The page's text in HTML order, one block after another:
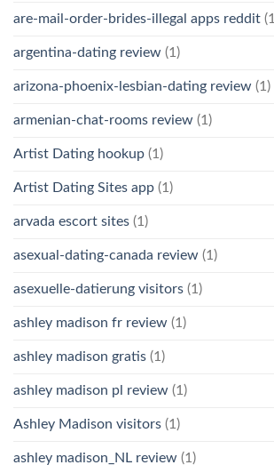
are-mail-order-brides-illegal apps reddit
argentina-dating review (1)
arizona-phoenix-lesbian-dating review (1)
armenian-chat-rooms review (1)
Artist Dating hookup (1)
Artist Dating Sites app (1)
arvada escort sites (1)
asexual-dating-canada review (1)
asexuelle-datierung visitors (1)
ashley madison fr review (1)
ashley madison gratis (1)
ashley madison pl review (1)
Ashley Madison visitors (1)
ashley madison_NL review (1)